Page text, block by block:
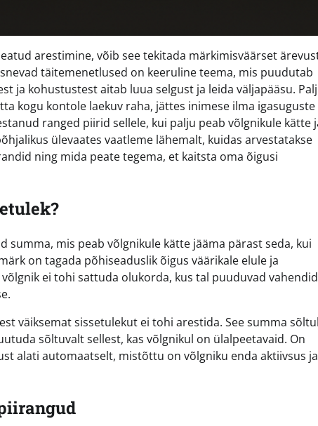
arestimine, võib see tekitada märkimisväärset
täitemenetlused on keeruline teema, mis puudutab
ja kohustustest aitab luua selgust ja leida väljapääsu.
kogu kontole laekuv raha, jättes inimese ilma igasuguste
ranged piirid sellele, kui palju peab võlgnikule kätte
ülevaates vaatleme lähemalt, kuidas arvestatakse
ning mida peate tegema, et kaitsta oma õigusi
mis peab võlgnikule kätte jääma pärast seda, kui
on tagada põhiseaduslik õigus väärikale elule ja
ei tohi sattuda olukorda, kus tal puuduvad vahendid
väiksemat sissetulekut ei tohi arestida. See summa
sõltuvalt sellest, kas võlgnikul on ülalpeetavaid. On
alati automaatselt, mistõttu on võlgniku enda aktiivsus ja